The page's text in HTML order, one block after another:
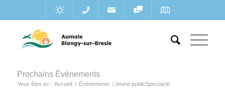
Prochains Évènements
Vous êtes ici : Accueil / Évènements / Jeune publicSpectacle